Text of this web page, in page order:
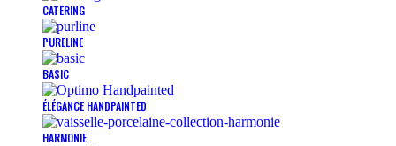
CATERING
PURELINE
BASIC
ÉLÉGANCE HANDPAINTED
HARMONIE